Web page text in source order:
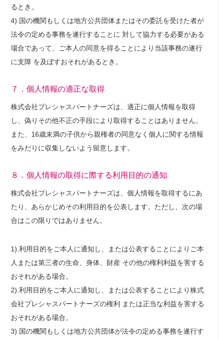
るとき。
4).国の機関もしくは地方公共団体またはその委託を受けた者が
法令の定める事務を遂行することに 対して協力する必要がある
場合であって、ご本人の同意を得ることにより当該事務の遂行
に支障 を及ぼすおそれがあるとき。
７．個人情報の適正な取得
株式会社プレシャスパートナーズは、適正に個人情報を取得
し、偽りその他不正の手段により取得することはありません。
また、16歳未満の子供から親権者の同意なく個人に関する情報
をみだりに収集しないよう留意します。
８．個人情報の取得に際する利用目的の通知
株式会社プレシャスパートナーズは、個人情報を取得するにあ
たり、あらかじめその利用目的を公表します。ただし、次の場
合はこの限りではありません。
1).利用目的をご本人に通知し、または公表することによりご本
人または第三者の生命、身体、財産 その他の権利利益を害する
おそれがある場合。
2).利用目的をご本人に通知し、または公表することにより株式
会社プレシャスパートナーズの権利 または正当な利益を害する
おそれがある場合。
3).国の機関もしくは地方公共団体が法令の定める事務を遂行す